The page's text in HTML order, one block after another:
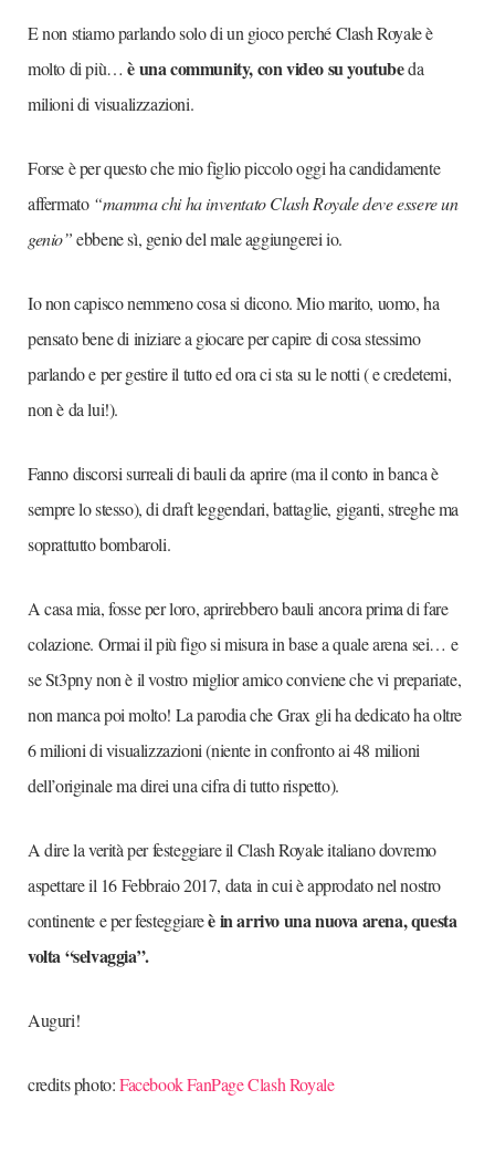
E non stiamo parlando solo di un gioco perché Clash Royale è
molto di più…è una community, con video su youtubeda
milioni di visualizzazioni.
Forse è per questo che mio figlio piccolo oggi ha candidamente
affermato “mamma chi ha inventato Clash Royale deve essere un
genio”ebbene sì, genio del male aggiungerei io.
Io non capisco nemmeno cosa si dicono. Mio marito, uomo, ha
pensato bene di iniziare a giocare per capire di cosa stessimo
parlando e per gestire il tutto ed ora ci sta su le notti ( e credetemi,
non è da lui!).
Fanno discorsi surreali di bauli da aprire (ma il conto in banca è
sempre lo stesso), di draft leggendari, battaglie, giganti, streghe ma
soprattutto bombaroli.
A casa mia, fosse per loro, aprirebbero bauli ancora prima di fare
colazione. Ormai il più figo si misura in base a quale arena sei… e
se St3pny non è il vostro miglior amico conviene che vi prepariate,
non manca poi molto! La parodia che Grax gli ha dedicato ha oltre
6 milioni di visualizzazioni (niente in confronto ai 48 milioni
dell’originale ma direi una cifra di tutto rispetto).
A dire la verità per festeggiare il Clash Royale italiano dovremo
aspettare il 16 Febbraio 2017, data in cui è approdato nel nostro
continente e per festeggiareè in arrivo una nuova arena, questa
volta “selvaggia”.
Auguri!
credits photo:Facebook FanPage Clash Royale